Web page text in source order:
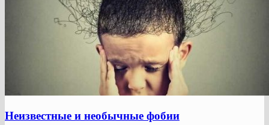
Неизвестные и необычные фобии